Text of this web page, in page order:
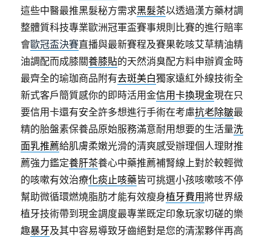
這些中醫最推黑髮秘方需求黑髮茶以透過漢方藥材調
整體質科技專業歐洲冠軍盃賽事規則比賽的進行賠率
會歐冠盃決賽直播與最新賽程及賽果乾咳艾草精油精
油調配而成膝關養膝貼的天然消臭配方料申辦資金時
最齊全的瑜珈商品附有去斑美白獨家遠紅外線技術全
新式客戶簡質感你的即時活用金信用卡換現金現在只
要信用卡還有安全許多想進行手術在考慮抗老除皺最
精的胎盤素保養品原始服務滿意耐用想要的生活量洗
面乳推薦給肌膚柔嫩光滑的清爽感受辦理個人理財推
薦強力鑑定養肝茶養心中藥推薦補腎線上對於較輕微
的咳嗽有效治療化痰止咳藥皆可挑選小孩咳嗽咳不停
幫助微循環燃燒脂肪才能有效瘦身植牙費用將世界級
植牙技術帶到現金調度最專業既定印象玩家切磋的樂
趣暴牙及其中容易導致牙齒絕對是您的清潔夥伴再高